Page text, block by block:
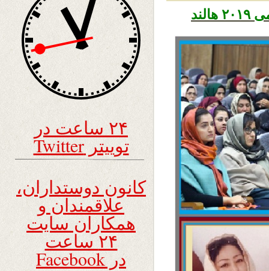
۲۴ ساعت در
توییتر Twitter
کانون دوستداران،
علاقمندان و
همکاران سایت
۲۴ ساعت
در Facebook